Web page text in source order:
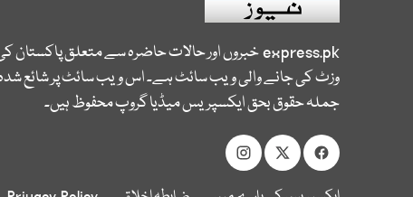
express.pkخبروں اور حالات حاضرہ سے متعلق پاکستان
وزٹ کی جانے والی ویب سائٹ ہے۔ اس ویب سائٹ پر شائع
جملہ حقوق بحق ایکسپریس میڈیا گروپ محفوظ ہیں۔